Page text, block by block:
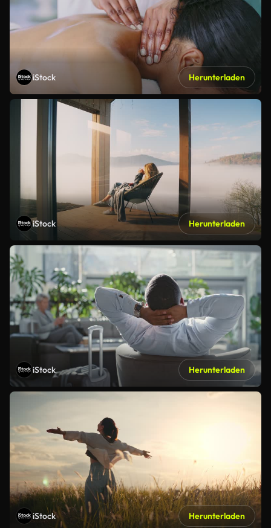
iStock Herunterladen
iStock Herunterladen
iStock Herunterladen
iStock Herunterladen